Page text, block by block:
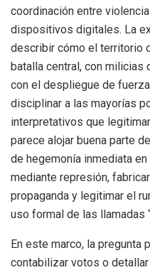
coordinación entre
dispositivos digitales. La
describir cómo el territorio
batalla central, con milicias
con el despliegue de
disciplinar a las mayorías
interpretativos que
parece alojar buena parte
de hegemonía inmediata
mediante represión,
propaganda y legitimar el
uso formal de las llamadas
En este marco, la pregunta
contabilizar votos o